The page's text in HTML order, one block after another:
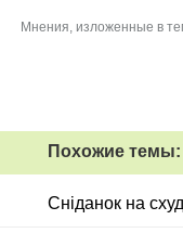
Мнения, изложенные в
Похожие темы:
Сніданок на